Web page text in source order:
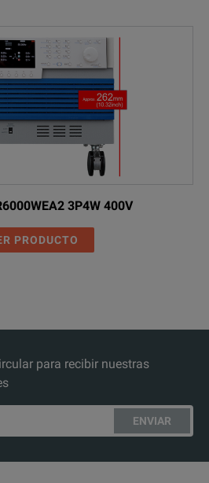
3P4W 400V
PRODUCTO
para recibir nuestras
ENVIAR